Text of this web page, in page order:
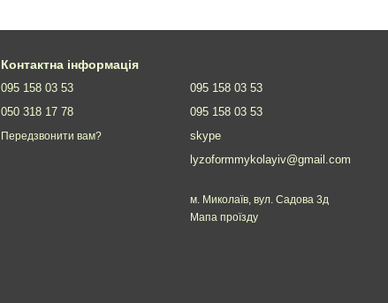
Контактна інформація
095 158 03 53
050 318 17 78
Передзвонити вам?
095 158 03 53
095 158 03 53
skype
lyzoformmykolayiv@gmail.com
м. Миколаїв, вул. Садова 3д
Мапа проїзду